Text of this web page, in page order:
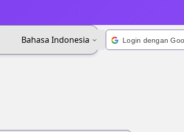
Bahasa Indonesia